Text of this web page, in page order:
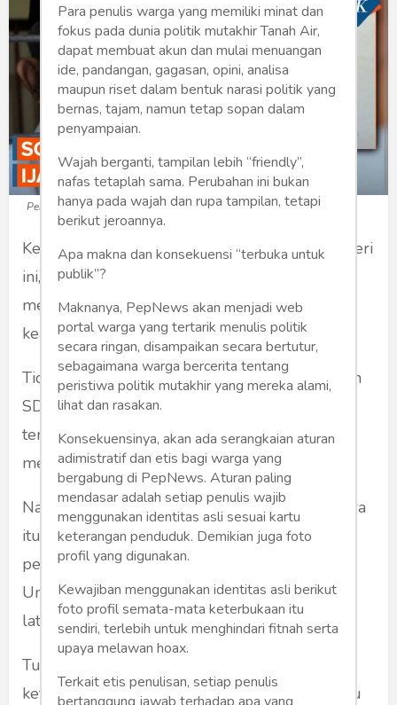
Penggugat ijazah Jokowi (Foto: kompas.com)
Kepalsuan menjelang pemilu menjangkiti negeri
ini, termasuk para petuang-petualang yang
meramaikan suasana dengan menggugat
keaslian ijazah presiden.
Tidak tanggung-tanggung ia menggugat ijazah
SD, SMP, SMA dan juga mempermasalahkan
tentang apakah lulusan UGM atau hanya
mengaku-aku sebagai Joko Widodo.
Namanya Bambang Tri Mulyono. Pria asal Blora
itu baru saja keluar dari penjara untuk kasus
pencemaran nama baik. Penulis Jokowi
Undercover yang isinya mempermasalahkan
latar belakang Jokowi.
Tuduhannya mengerikan tentang Jokowi yang
keturunan China, keturunan PKI. Wow, asli atau
Para penulis warga yang memiliki minat dan
fokus pada dunia politik mutakhir Tanah Air,
dapat membuat akun dan mulai menuangan
ide, pandangan, gagasan, opini, analisa
maupun riset dalam bentuk narasi politik yang
bernas, tajam, namun tetap sopan dalam
penyampaian.
Wajah berganti, tampilan lebih “friendly”,
nafas tetaplah sama. Perubahan ini bukan
hanya pada wajah dan rupa tampilan, tetapi
berikut jeroannya.
Apa makna dan konsekuensi “terbuka untuk
publik”?
Maknanya, PepNews akan menjadi web
portal warga yang tertarik menulis politik
secara ringan, disampaikan secara bertutur,
sebagaimana warga bercerita tentang
peristiwa politik mutakhir yang mereka alami,
lihat dan rasakan.
Konsekuensinya, akan ada serangkaian aturan
adimistratif dan etis bagi warga yang
bergabung di PepNews. Aturan paling
mendasar adalah setiap penulis wajib
menggunakan identitas asli sesuai kartu
keterangan penduduk. Demikian juga foto
profil yang digunakan.
Kewajiban menggunakan identitas asli berikut
foto profil semata-mata keterbukaan itu
sendiri, terlebih untuk menghindari fitnah serta
upaya melawan hoax.
Terkait etis penulisan, setiap penulis